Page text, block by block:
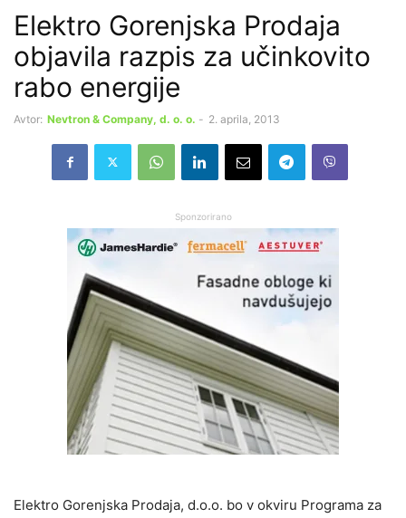
Elektro Gorenjska Prodaja
objavila razpis za učinkovito
rabo energije
Avtor: Nevtron & Company, d. o. o. - 2. aprila, 2013
Sponzorirano
Elektro Gorenjska Prodaja, d.o.o. bo v okviru Programa za